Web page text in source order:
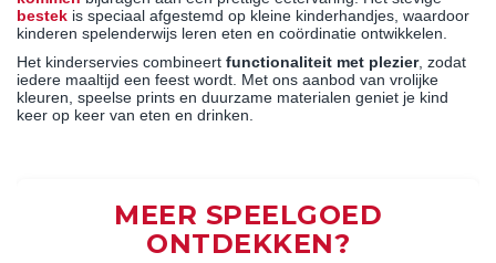
bestek is speciaal afgestemd op kleine kinderhandjes, waardoor
kinderen spelenderwijs leren eten en coördinatie ontwikkelen.
Het kinderservies combineert functionaliteit met plezier, zodat
iedere maaltijd een feest wordt. Met ons aanbod van vrolijke
kleuren, speelse prints en duurzame materialen geniet je kind
keer op keer van eten en drinken.
MEER SPEELGOED
ONTDEKKEN?